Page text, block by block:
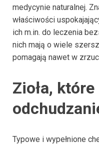
medycynie naturalnej.
właściwości
ich m.in. do leczenia
nich mają o wiele
pomagają nawet w
Zioła,
Typowe i wypełnione